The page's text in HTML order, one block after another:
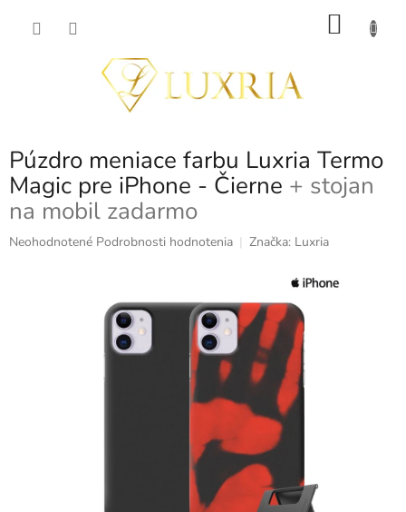
Púzdro meniace farbu Luxria Termo
Magic pre iPhone - Čierne + stojan
na mobil zadarmo
Priemerné
Neohodnotené Podrobnosti hodnotenia Značka: Luxria